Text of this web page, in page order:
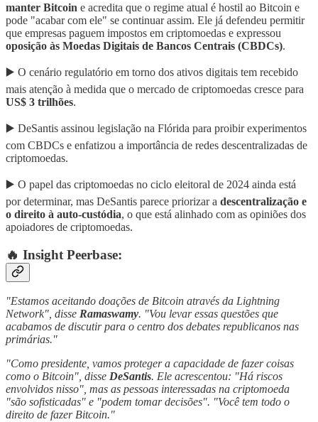
manter Bitcoin e acredita que o regime atual é hostil ao Bitcoin e
pode "acabar com ele" se continuar assim. Ele já defendeu permitir
que empresas paguem impostos em criptomoedas e expressou
oposição às Moedas Digitais de Bancos Centrais (CBDCs).
▶️ O cenário regulatório em torno dos ativos digitais tem recebido
mais atenção à medida que o mercado de criptomoedas cresce para
US$ 3 trilhões.
▶️ DeSantis assinou legislação na Flórida para proibir experimentos
com CBDCs e enfatizou a importância de redes descentralizadas de
criptomoedas.
▶️ O papel das criptomoedas no ciclo eleitoral de 2024 ainda está
por determinar, mas DeSantis parece priorizar a descentralização e
o direito à auto-custódia, o que está alinhado com as opiniões dos
apoiadores de criptomoedas.
🔥 Insight Peerbase:
"Estamos aceitando doações de Bitcoin através da Lightning
Network", disse Ramaswamy. "Vou levar essas questões que
acabamos de discutir para o centro dos debates republicanos nas
primárias."
"Como presidente, vamos proteger a capacidade de fazer coisas
como o Bitcoin", disse DeSantis. Ele acrescentou: "Há riscos
envolvidos nisso", mas as pessoas interessadas na criptomoeda
"são sofisticadas" e "podem tomar decisões". "Você tem todo o
direito de fazer Bitcoin."